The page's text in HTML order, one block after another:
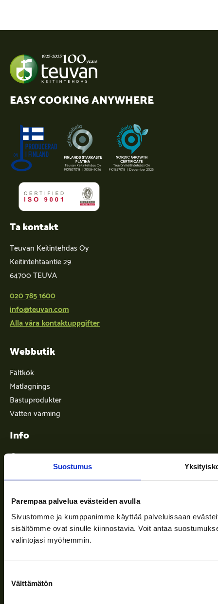
Suostumus
Parempaa palvelua evästeiden avulla
Sivustomme ja kumppanimme käyttää palveluissaan
sisältömme ovat sinulle kiinnostavia. Voit antaa
valintojasi myöhemmin.
valinta
Välttämätön
EASY COOKING ANYWHERE
Ta kontakt
Teuvan Keitintehdas Oy
Keitintehtaantie 29
64700 TEUVA
020 785 1600
info@teuvan.com
Alla våra kontaktuppgifter
Webbutik
Fältkök
Matlagnings
Bastuprodukter
Vatten värming
Info
Företaget
Information och stöd